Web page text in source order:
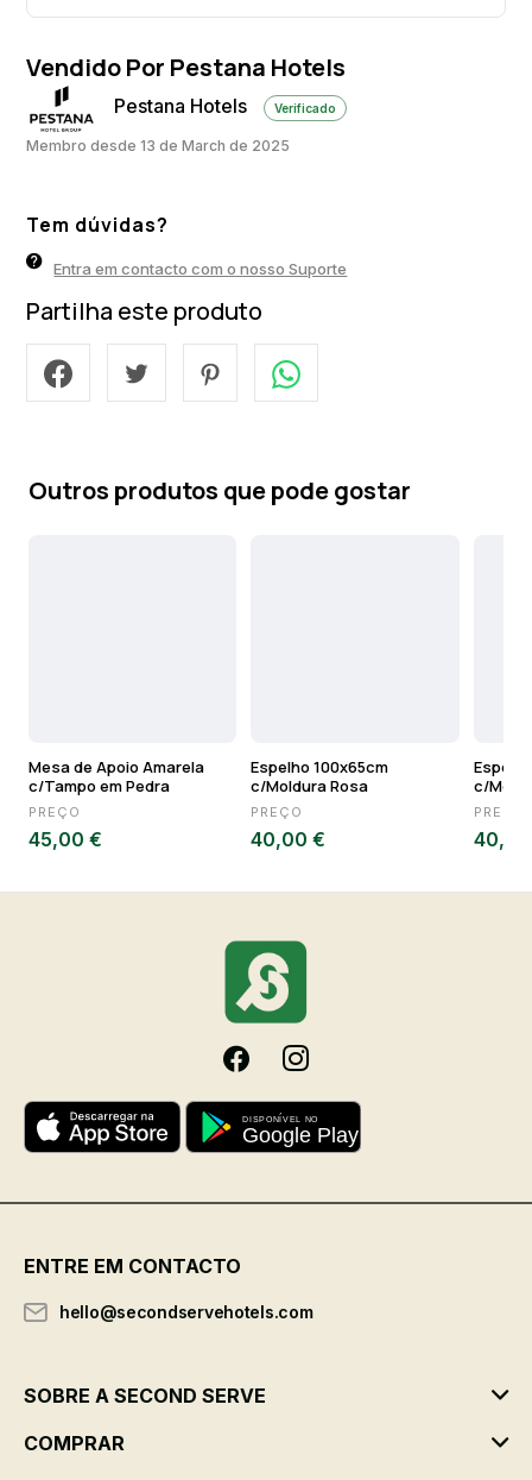
Vendido Por Pestana Hotels
Pestana Hotels Verificado
Membro desde 13 de March de 2025
Tem dúvidas?
Entra em contacto com o nosso Suporte
Partilha este produto
Outros produtos que pode gostar
Mesa de Apoio Amarela
c/Tampo em Pedra
PREÇO
45,00 €
Espelho 100x65cm
c/Moldura Rosa
PREÇO
40,00 €
c/
PREÇO
ENTRE EM CONTACTO
hello@secondservehotels.com
SOBRE A SECOND SERVE
COMPRAR